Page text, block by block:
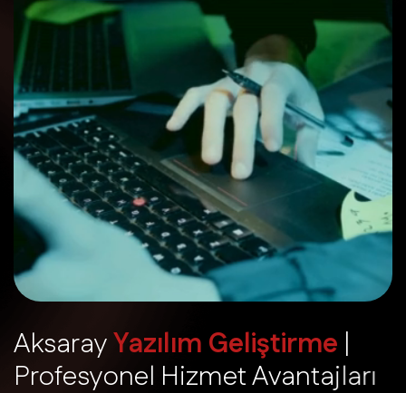
AksarayYazılım Geliştirme |
Profesyonel HizmetAvantajları